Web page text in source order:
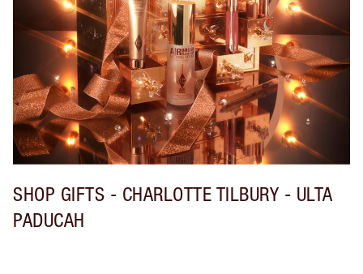
SHOP GIFTS - CHARLOTTE TILBURY - ULTA
PADUCAH